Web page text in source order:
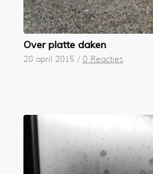
Over platte daken
20 april 2015 / 0 Reacties